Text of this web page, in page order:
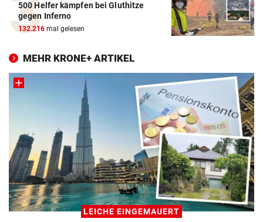
500 Helfer kämpfen bei Gluthitze
gegen Inferno
132.216 mal gelesen
MEHR KRONE+ ARTIKEL
LEICHE EINGEMAUERT